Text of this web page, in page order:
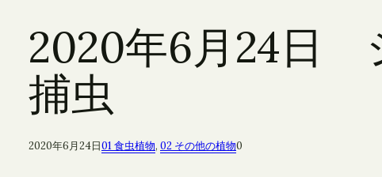
2020年6月24日
捕虫
2020年6月24日01 食虫植物, 02 その他の植物0